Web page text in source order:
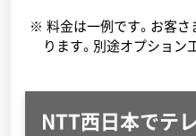
料金は一例です。お客
ります。別途オプション
NTT西日本でテ